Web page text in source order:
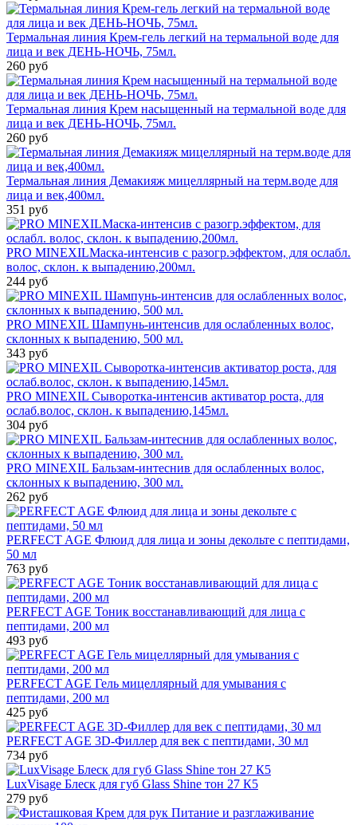
Термальная линия Крем-гель легкий на термальной воде для
лица и век ДЕНЬ-НОЧЬ, 75мл.
260 руб
Термальная линия Крем насыщенный на термальной воде для
лица и век ДЕНЬ-НОЧЬ, 75мл.
260 руб
Термальная линия Демакияж мицеллярный на терм.воде для
лица и век,400мл.
351 руб
PRO MINEXILМаска-интенсив с разогр.эффектом, для ослабл.
волос, склон. к выпадению,200мл.
244 руб
PRO MINEXIL Шампунь-интенсив для ослабленных волос,
склонных к выпадению, 500 мл.
343 руб
PRO MINEXIL Сыворотка-интенсив активатор роста, для
ослаб.волос, склон. к выпадению,145мл.
304 руб
PRO MINEXIL Бальзам-интеснив для ослабленных волос,
склонных к выпадению, 300 мл.
262 руб
PERFECT AGE Флюид для лица и зоны декольте с пептидами,
50 мл
763 руб
PERFECT AGE Тоник восстанавливающий для лица с
пептидами, 200 мл
493 руб
PERFECT AGE Гель мицеллярный для умывания с
пептидами, 200 мл
425 руб
PERFECT AGE 3D-Филлер для век с пептидами, 30 мл
734 руб
LuxVisage Блеск для губ Glass Shine тон 27 К5
279 руб